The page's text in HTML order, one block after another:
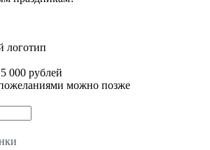
логотип
000 рублей
можно позже